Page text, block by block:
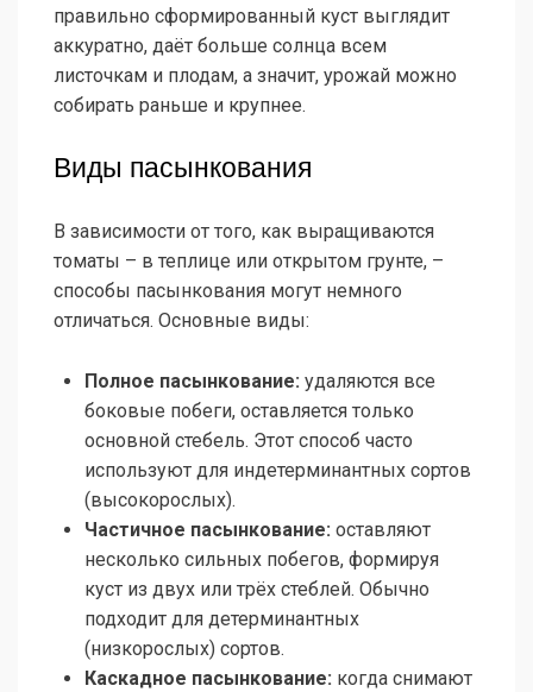
правильно сформированный куст выглядит
аккуратно, даёт больше солнца всем
листочкам и плодам, а значит, урожай можно
собирать раньше и крупнее.
Виды пасынкования
В зависимости от того, как выращиваются
томаты – в теплице или открытом грунте, –
способы пасынкования могут немного
отличаться. Основные виды:
Полное пасынкование: удаляются все
боковые побеги, оставляется только
основной стебель. Этот способ часто
используют для индетерминантных сортов
(высокорослых).
Частичное пасынкование: оставляют
несколько сильных побегов, формируя
куст из двух или трёх стеблей. Обычно
подходит для детерминантных
(низкорослых) сортов.
Каскадное пасынкование: когда снимают